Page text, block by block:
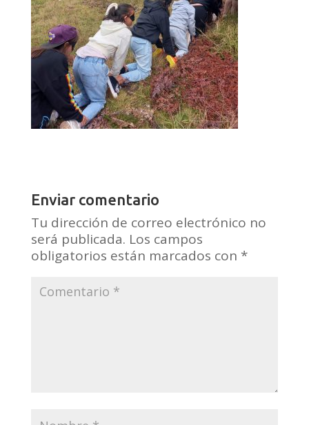
Enviar comentario
Tu dirección de correo electrónico no
será publicada. Los campos
obligatorios están marcados con *